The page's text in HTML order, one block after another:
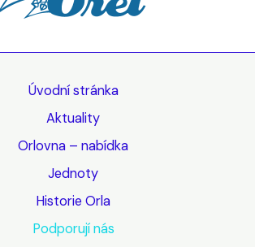
Úvodní stránka
Aktuality
Orlovna – nabídka
Jednoty
Historie Orla
Podporují nás